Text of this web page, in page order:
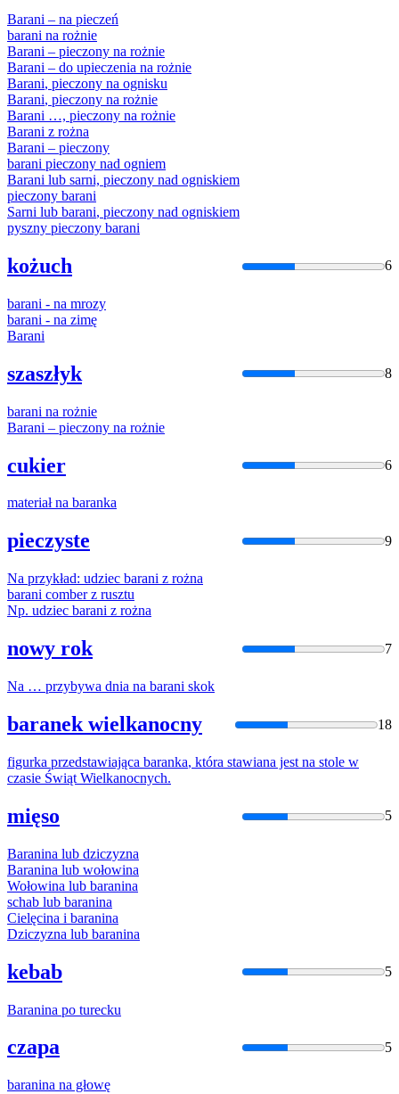
Barani – na pieczeń
barani na rożnie
Barani – pieczony na rożnie
Barani – do upieczenia na rożnie
Barani, pieczony na ognisku
Barani, pieczony na rożnie
Barani …, pieczony na rożnie
Barani z rożna
Barani – pieczony
barani pieczony nad ogniem
Barani lub sarni, pieczony nad ogniskiem
pieczony barani
Sarni lub barani, pieczony nad ogniskiem
pyszny pieczony barani
kożuch 6
barani - na mrozy
barani - na zimę
Barani
szaszłyk 8
barani na rożnie
Barani – pieczony na rożnie
cukier 6
materiałna baranka
pieczyste 9
Na przykład: udziec barani z rożna
barani comber z rusztu
Np. udziec barani z rożna
nowy rok 7
Na … przybywa dnia na barani skok
baranek wielkanocny 18
figurka przedstawiająca baranka, która stawiana jest na stole w
czasie Świąt Wielkanocnych.
mięso 5
Baranina lub dziczyzna
Baranina lub wołowina
Wołowina lub baranina
schab lub baranina
Cielęcina i baranina
Dziczyzna lub baranina
kebab 5
Baranina po turecku
czapa 5
baranina na głowę